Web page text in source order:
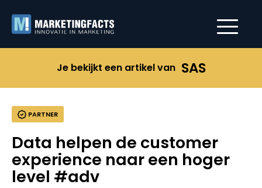
Je bekijkt een artikel van SAS
PARTNER
Data helpen de customer
experience naar een hoger
level #adv